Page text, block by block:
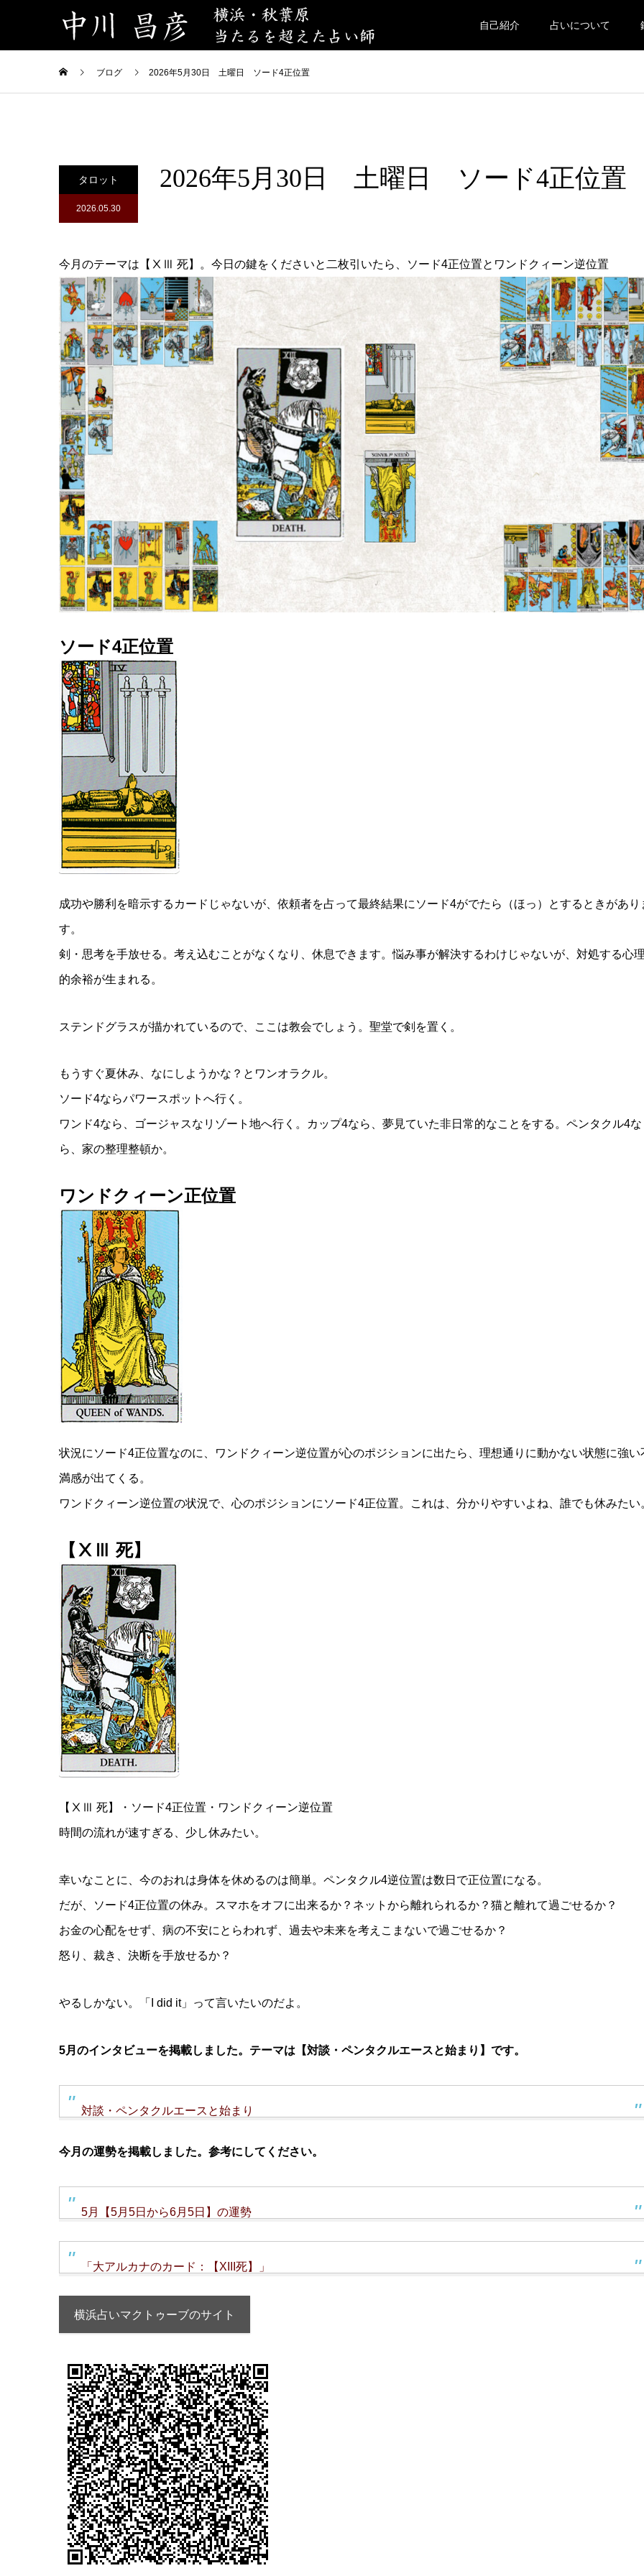
自己紹介 占いについて
ブログ 2026年5月30日 土曜日 ソード4正位置
タロット
2026.05.30
2026年5月30日 土曜日 ソード4正位置
今月のテーマは【ⅩⅢ 死】。今日の鍵をくださいと二枚引いたら、ソード4正位置とワンドクィーン逆位置
ソード4正位置
成功や勝利を暗示するカードじゃないが、依頼者を占って最終結果にソード4がでたら（ほっ）とするときがあり
す。
剣・思考を手放せる。考え込むことがなくなり、休息できます。悩み事が解決するわけじゃないが、対処する心
的余裕が生まれる。
ステンドグラスが描かれているので、ここは教会でしょう。聖堂で剣を置く。
もうすぐ夏休み、なにしようかな？とワンオラクル。
ソード4ならパワースポットへ行く。
ワンド4なら、ゴージャスなリゾート地へ行く。カップ4なら、夢見ていた非日常的なことをする。ペンタクル4な
ら、家の整理整頓か。
ワンドクィーン正位置
状況にソード4正位置なのに、ワンドクィーン逆位置が心のポジションに出たら、理想通りに動かない状態に強い
満感が出てくる。
ワンドクィーン逆位置の状況で、心のポジションにソード4正位置。これは、分かりやすいよね、誰でも休みたい
【ⅩⅢ 死】
【ⅩⅢ 死】・ソード4正位置・ワンドクィーン逆位置
時間の流れが速すぎる、少し休みたい。
幸いなことに、今のおれは身体を休めるのは簡単。ペンタクル4逆位置は数日で正位置になる。
だが、ソード4正位置の休み。スマホをオフに出来るか？ネットから離れられるか？猫と離れて過ごせるか？
お金の心配をせず、病の不安にとらわれず、過去や未来を考えこまないで過ごせるか？
怒り、裁き、決断を手放せるか？
やるしかない。「I did it」って言いたいのだよ。
5月のインタビューを掲載しました。テーマは【対談・ペンタクルエースと始まり】です。
対談・ペンタクルエースと始まり
今月の運勢を掲載しました。参考にしてください。
5月【5月5日から6月5日】の運勢
「大アルカナのカード：【XIII死】」
横浜占いマクトゥーブのサイト